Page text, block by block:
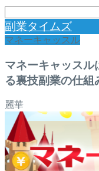
副業タイムズ
マネーキャッスル
マネーキャッスル
る裏技副業の仕組
麗華